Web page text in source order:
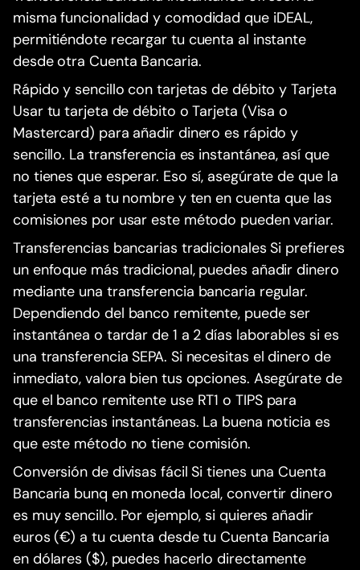
misma funcionalidad y comodidad que iDEAL,
permitiéndote recargar tu cuenta al instante
desde otra Cuenta Bancaria.
Rápido y sencillo con tarjetas de débito y Tarjeta
Usar tu tarjeta de débito o Tarjeta (Visa o
Mastercard) para añadir dinero es rápido y
sencillo. La transferencia es instantánea, así que
no tienes que esperar. Eso sí, asegúrate de que la
tarjeta esté a tu nombre y ten en cuenta que las
comisiones por usar este método pueden variar.
Transferencias bancarias tradicionales Si prefieres
un enfoque más tradicional, puedes añadir dinero
mediante una transferencia bancaria regular.
Dependiendo del banco remitente, puede ser
instantánea o tardar de 1 a 2 días laborables si es
una transferencia SEPA. Si necesitas el dinero de
inmediato, valora bien tus opciones. Asegúrate de
que el banco remitente use RT1 o TIPS para
transferencias instantáneas. La buena noticia es
que este método no tiene comisión.
Conversión de divisas fácil Si tienes una Cuenta
Bancaria bunq en moneda local, convertir dinero
es muy sencillo. Por ejemplo, si quieres añadir
euros (€) a tu cuenta desde tu Cuenta Bancaria
en dólares ($), puedes hacerlo directamente